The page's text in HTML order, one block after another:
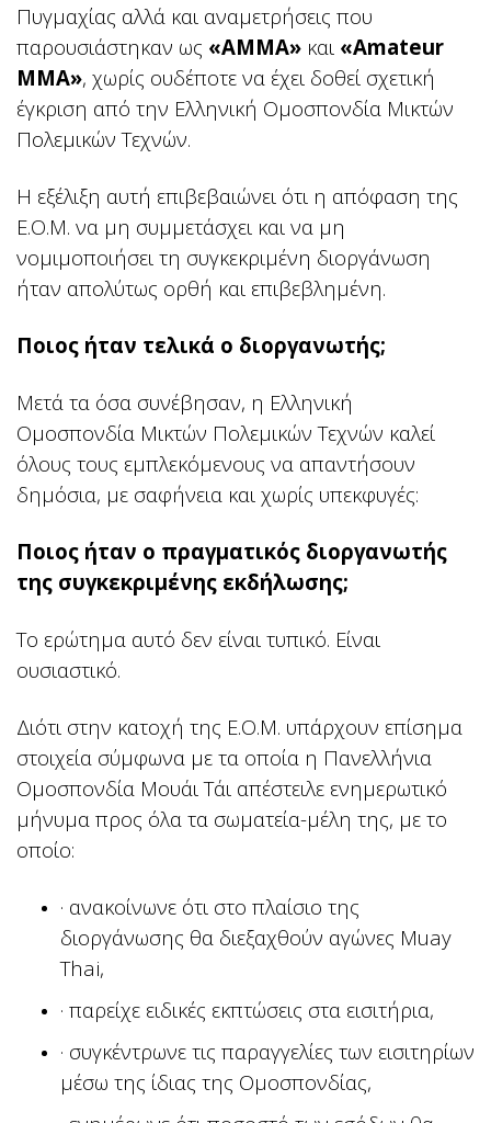
Πυγμαχίας αλλά και αναμετρήσεις που
παρουσιάστηκαν ως «AMMA» και «Amateur
MMA», χωρίς ουδέποτε να έχει δοθεί σχετική
έγκριση από την Ελληνική Ομοσπονδία Μικτών
Πολεμικών Τεχνών.
Η εξέλιξη αυτή επιβεβαιώνει ότι η απόφαση της
Ε.Ο.Μ. να μη συμμετάσχει και να μη
νομιμοποιήσει τη συγκεκριμένη διοργάνωση
ήταν απολύτως ορθή και επιβεβλημένη.
Ποιος ήταν τελικά ο διοργανωτής;
Μετά τα όσα συνέβησαν, η Ελληνική
Ομοσπονδία Μικτών Πολεμικών Τεχνών καλεί
όλους τους εμπλεκόμενους να απαντήσουν
δημόσια, με σαφήνεια και χωρίς υπεκφυγές:
Ποιος ήταν ο πραγματικός διοργανωτής
της συγκεκριμένης εκδήλωσης;
Το ερώτημα αυτό δεν είναι τυπικό. Είναι
ουσιαστικό.
Διότι στην κατοχή της Ε.Ο.Μ. υπάρχουν επίσημα
στοιχεία σύμφωνα με τα οποία η Πανελλήνια
Ομοσπονδία Μουάι Τάι απέστειλε ενημερωτικό
μήνυμα προς όλα τα σωματεία-μέλη της, με το
οποίο:
· ανακοίνωνε ότι στο πλαίσιο της
διοργάνωσης θα διεξαχθούν αγώνες Muay
Thai,
· παρείχε ειδικές εκπτώσεις στα εισιτήρια,
· συγκέντρωνε τις παραγγελίες των εισιτηρίων
μέσω της ίδιας της Ομοσπονδίας,